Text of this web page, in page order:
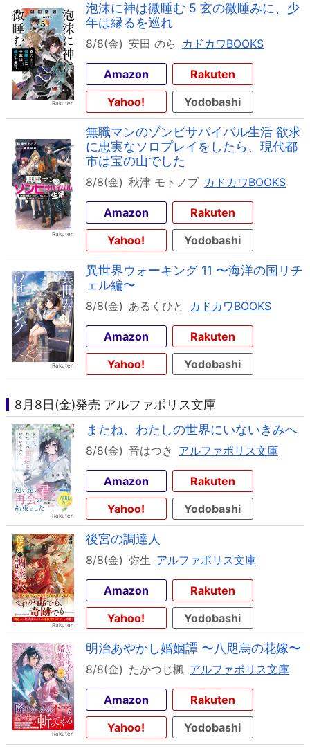
泡沫に神は微睡む 5 玄の微睡みに、少
年は縁るを巡れ
8/8(金) 安田 のら カドカワBOOKS
Amazon
Rakuten
Yahoo!
Yodobashi
無職マンのゾンビサバイバル生活 欲求
に忠実なソロプレイをしたら、現代都
市は宝の山でした
8/8(金) 秋津 モトノブ カドカワBOOKS
Amazon
Rakuten
Yahoo!
Yodobashi
異世界ウォーキング 11 〜海洋の国リチ
ェル編〜
8/8(金) あるくひと カドカワBOOKS
Amazon
Rakuten
Yahoo!
Yodobashi
8月8日(金)発売 アルファポリス文庫
またね、わたしの世界にいないきみへ
8/8(金) 音はつき アルファポリス文庫
Amazon
Rakuten
Yahoo!
Yodobashi
後宮の調達人
8/8(金) 弥生 アルファポリス文庫
Amazon
Rakuten
Yahoo!
Yodobashi
明治あやかし婚姻譚 〜八咫烏の花嫁〜
8/8(金) たかつじ楓 アルファポリス文庫
Amazon
Rakuten
Yahoo!
Yodobashi